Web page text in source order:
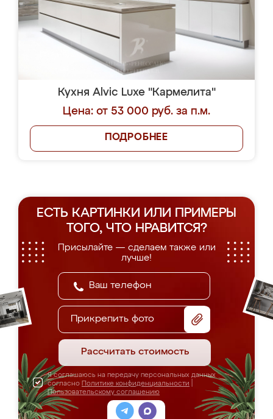
Кухня Alvic Luxe "Кармелита"
Цена: от 53 000 руб. за п.м.
ПОДРОБНЕЕ
ЕСТЬ КАРТИНКИ ИЛИ ПРИМЕРЫ
ТОГО, ЧТО НРАВИТСЯ?
Присылайте — сделаем также или
лучше!
Прикрепить фото
Рассчитать стоимость
Я соглашаюсь на передачу персональных данных
согласно Политике конфиденциальности
Пользовательскому соглашению